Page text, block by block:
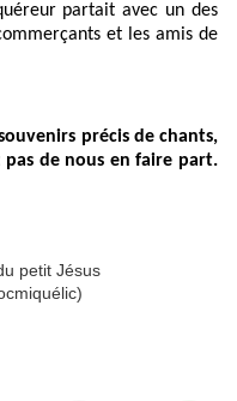
partait avec un des
et les amis de
précis de chants,
pas de nous en faire part.
petit Jésus